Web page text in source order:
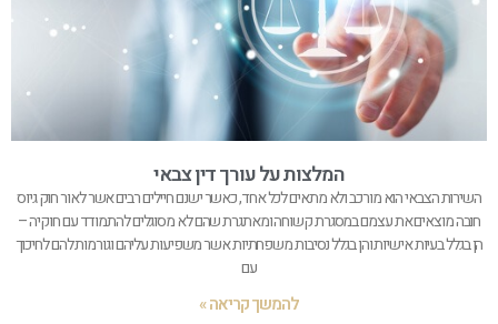
המלצות על עורך דין צבאי
השירות הצבאי הוא מורכב ולא מתאים לכל אחד, כאשר ישנם חיילים רבים אשר לאור חוק גיוס
חובה מוצאים את עצמם במסגרת קשוחה ומאתגרת שהם לא מסוגלים להתמודד עם חוקיה –
הן בגלל בעיות אישיות והן בגלל נסיבות משפחתיות אשר משפיעות עליהם וגורמות להם לחיכוך
עם
להמשך קריאה »